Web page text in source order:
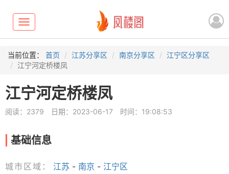
Toggle
navigation
当前位置： 首页 江苏分享区 南京分享区
江宁区分享区
江宁河定桥楼凤
江宁河定桥楼凤
阅读：2379 日期：2023-06-17 时间：19:08:53
基础信息
城市区域： 江苏 - 南京 - 江宁区